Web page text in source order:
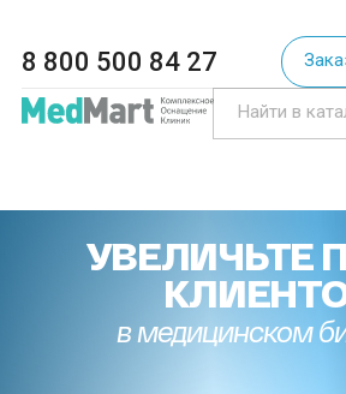
8 800 500 84 27
УВЕЛИЧЬТЕ
в медицинском